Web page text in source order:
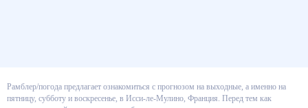
Рамблер/погода предлагает ознакомиться с прогнозом на выходные, а
именно на пятницу, субботу и воскресенье, в Исси-ле-Мулино, Франция.